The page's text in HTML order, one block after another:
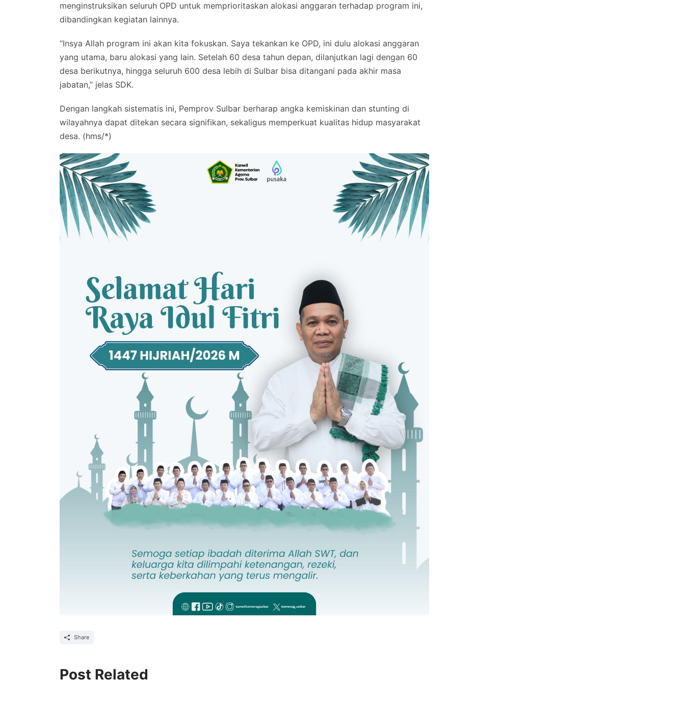
menginstruksikan seluruh OPD untuk memprioritaskan alokasi anggaran terhadap program ini,
dibandingkan kegiatan lainnya.
“Insya Allah program ini akan kita fokuskan. Saya tekankan ke OPD, ini dulu alokasi anggaran
yang utama, baru alokasi yang lain. Setelah 60 desa tahun depan, dilanjutkan lagi dengan 60
desa berikutnya, hingga seluruh 600 desa lebih di Sulbar bisa ditangani pada akhir masa
jabatan,” jelas SDK.
Dengan langkah sistematis ini, Pemprov Sulbar berharap angka kemiskinan dan stunting di
wilayahnya dapat ditekan secara signifikan, sekaligus memperkuat kualitas hidup masyarakat
desa. (hms/*)
Share
Post Related